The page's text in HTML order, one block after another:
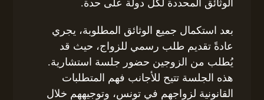
الوثائق المحددة لكل دولة على حدة.
بعد استكمال جميع الوثائق المطلوبة، يجري
عادةً تقديم طلب رسمي للزواج، حيث قد
يُطلب من الزوجين حضور جلسة استشارية.
هذه الجلسة تتيح للأجانب فهم المتطلبات
القانونية لزواجهم في تونس، وتوجيههم خلال